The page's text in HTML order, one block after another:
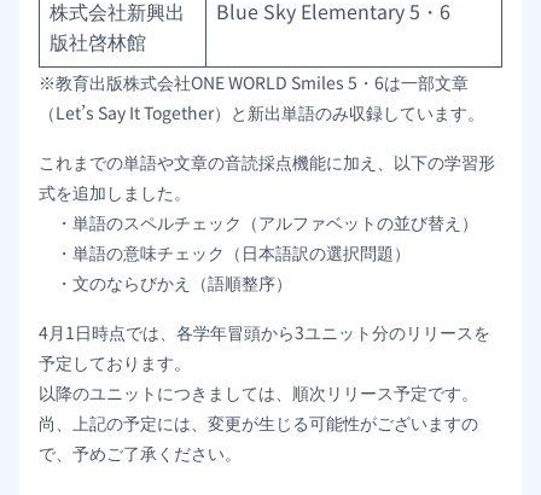
株式会社新興出
版社啓林館
Blue Sky Elementary 5・6
※教育出版株式会社ONE WORLD Smiles 5・6は一部文章
（Let’s Say It Together）と新出単語のみ収録しています。
これまでの単語や文章の音読採点機能に加え、以下の学習形
式を追加しました。
・単語のスペルチェック（アルファベットの並び替え）
・単語の意味チェック（日本語訳の選択問題）
・文のならびかえ（語順整序）
4月1日時点では、各学年冒頭から3ユニット分のリリースを
予定しております。
以降のユニットにつきましては、順次リリース予定です。
尚、上記の予定には、変更が生じる可能性がございますの
で、予めご了承ください。